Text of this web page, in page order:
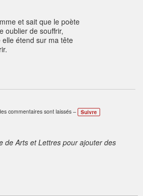
et sait que le poète
oublier de souffrir,
étend sur ma tête
commentaires sont laissés –
Suivre
de Arts et Lettres pour ajouter des